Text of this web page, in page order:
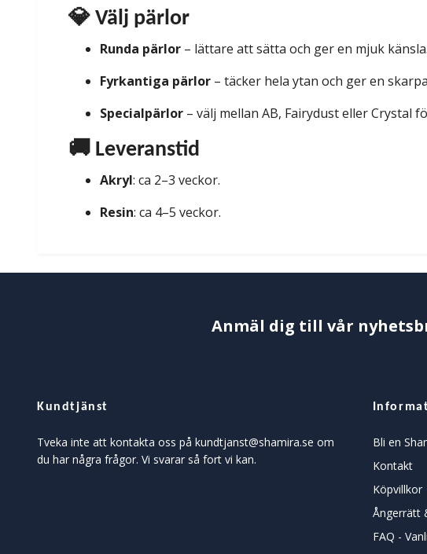
💎 Välj pärlor
Runda pärlor – lättare att sätta och ger en mjuk känsla.
Fyrkantiga pärlor – täcker hela ytan och ger en
Specialpärlor – välj mellan AB, Fairydust eller Crystal
🚚 Leveranstid
Akryl: ca 2–3 veckor.
Resin: ca 4–5 veckor.
Anmäl dig till vår
Kundtjänst
Tveka inte att kontakta oss på kundtjanst@shamira.se om
du har några frågor. Vi svarar så fort vi kan.
Bli en
Kontakt
Köpvillkor
Ångerrätt
FAQ -